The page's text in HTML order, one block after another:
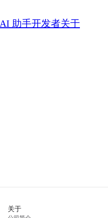
AI 助手开发者关于
关于